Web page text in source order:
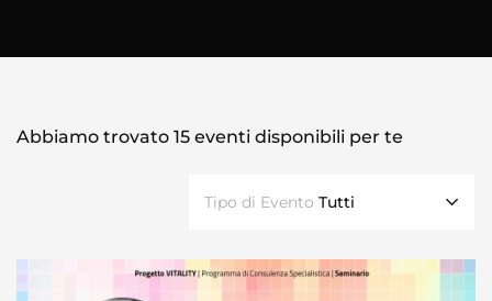
Abbiamo trovato 15 eventi disponibili per te
Tipo di Evento Tutti